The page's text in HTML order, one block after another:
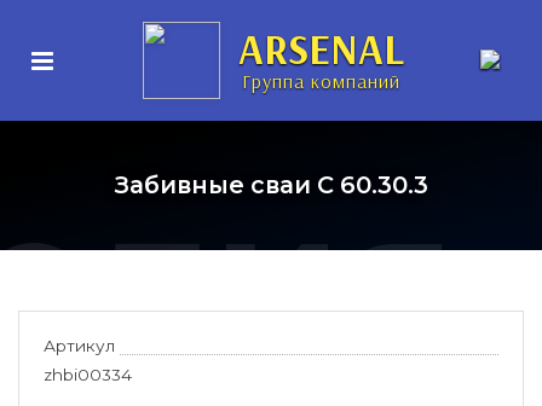
ARSENAL
Группа компаний
Забивные сваи С 60.30.3
Артикул
zhbi00334